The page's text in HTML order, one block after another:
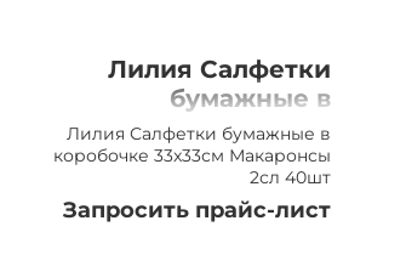
Лилия Салфетки
бумажные в
коробочке 33x33см
Макаронсы 2сл 40шт
Лилия Салфетки бумажные в
коробочке 33x33см Макаронсы
2сл 40шт
Запросить прайс-лист